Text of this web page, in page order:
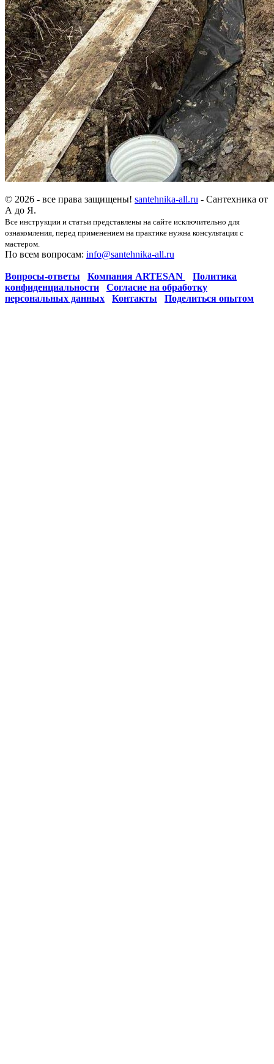
© 2026 - все права защищены! santehnika-all.ru - Сантехника от
А до Я.
Все инструкции и статьи представлены на сайте исключительно для
ознакомления, перед применением на практике нужна консультация с
мастером.
По всем вопросам: info@santehnika-all.ru
Вопросы-ответы Компания ARTESAN
Политика
конфиденциальности
Согласие на обработку
персональных данных
Контакты Поделиться опытом